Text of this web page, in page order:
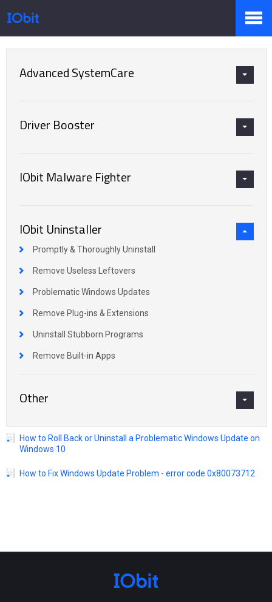
Partenaires
Advanced SystemCare
Driver Booster
IObit Malware Fighter
IObit Uninstaller
Promptly & Thoroughly Uninstall
Remove Useless Leftovers
Problematic Windows Updates
Remove Plug-ins & Extensions
Uninstall Stubborn Programs
Remove Built-in Apps
Other
How to Roll Back or Uninstall a Problematic Windows Update on
Windows 10
How to Fix Windows Update Problem - error code 0x80073712